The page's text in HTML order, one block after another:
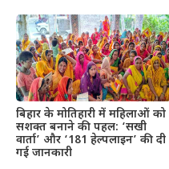
बिहार के मोतिहारी में महिलाओं को
सशक्त बनाने की पहल: ‘सखी
वार्ता’ और ‘181 हेल्पलाइन’ की दी
गई जानकारी